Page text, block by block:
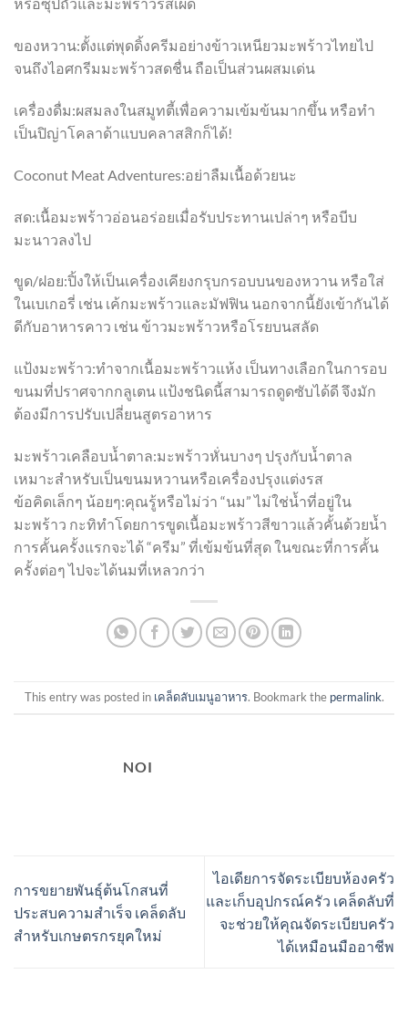
หรือซุปถั่วและมะพร้าวรสเผ็ด
ของหวาน:ตั้งแต่พุดดิ้งครีมอย่างข้าวเหนียวมะพร้าวไทยไป
จนถึงไอศกรีมมะพร้าวสดชื่น ถือเป็นส่วนผสมเด่น
เครื่องดื่ม:ผสมลงในสมูทตี้เพื่อความเข้มข้นมากขึ้น หรือทำ
เป็นปิญ่าโคลาด้าแบบคลาสสิกก็ได้!
Coconut Meat Adventures:อย่าลืมเนื้อด้วยนะ
สด:เนื้อมะพร้าวอ่อนอร่อยเมื่อรับประทานเปล่าๆ หรือบีบ
มะนาวลงไป
ขูด/ฝอย:ปิ้งให้เป็นเครื่องเคียงกรุบกรอบบนของหวาน หรือใส่
ในเบเกอรี่ เช่น เค้กมะพร้าวและมัฟฟิน นอกจากนี้ยังเข้ากันได้
ดีกับอาหารคาว เช่น ข้าวมะพร้าวหรือโรยบนสลัด
แป้งมะพร้าว:ทำจากเนื้อมะพร้าวแห้ง เป็นทางเลือกในการอบ
ขนมที่ปราศจากกลูเตน แป้งชนิดนี้สามารถดูดซับได้ดี จึงมัก
ต้องมีการปรับเปลี่ยนสูตรอาหาร
มะพร้าวเคลือบน้ำตาล:มะพร้าวหั่นบางๆ ปรุงกับน้ำตาล
เหมาะสำหรับเป็นขนมหวานหรือเครื่องปรุงแต่งรส
ข้อคิดเล็กๆ น้อยๆ:คุณรู้หรือไม่ว่า “นม” ไม่ใช่น้ำที่อยู่ใน
มะพร้าว กะทิทำโดยการขูดเนื้อมะพร้าวสีขาวแล้วคั้นด้วยน้ำ
การคั้นครั้งแรกจะได้ “ครีม” ที่เข้มข้นที่สุด ในขณะที่การคั้น
ครั้งต่อๆ ไปจะได้นมที่เหลวกว่า
This entry was posted in เคล็ดลับเมนูอาหาร. Bookmark the permalink.
NOI
การขยายพันธุ์ต้นโกสนที่
ประสบความสำเร็จ เคล็ดลับ
สำหรับเกษตรกรยุคใหม่
ไอเดียการจัดระเบียบห้องครัว
และเก็บอุปกรณ์ครัว เคล็ดลับที่
จะช่วยให้คุณจัดระเบียบครัว
ได้เหมือนมืออาชีพ